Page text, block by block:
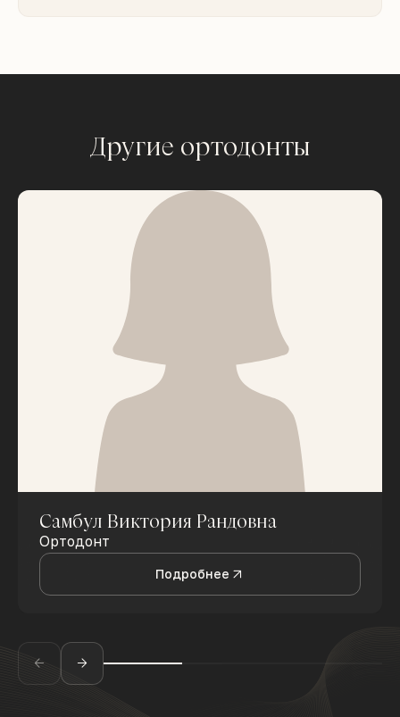
Другие ортодонты
Самбул Виктория Рандовна
Ортодонт
Подробнее